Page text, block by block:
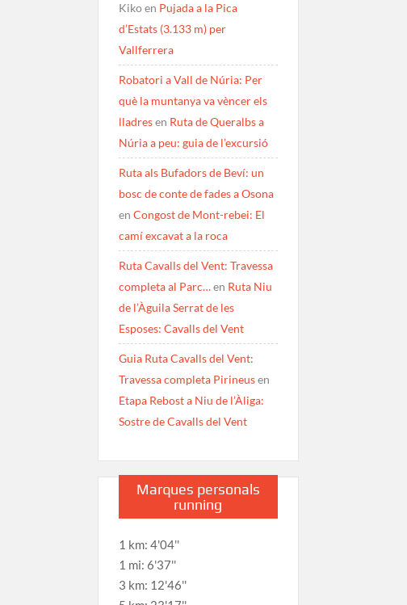
Kikoen Pujada a la Pica
d’Estats (3.133 m) per
Vallferrera
Robatori a Vall de Núria: Per
què la muntanya va vèncer els
lladresen Ruta de Queralbs a
Núria a peu: guia de l’excursió
Ruta als Bufadors de Beví: un
bosc de conte de fades a Osona
en Congost de Mont-rebei: El
camí excavat a la roca
Ruta Cavalls del Vent: Travessa
completa al Parc…en Ruta Niu
de l’Àguila Serrat de les
Esposes: Cavalls del Vent
Guia Ruta Cavalls del Vent:
Travessa completa Pirineusen
Etapa Rebost a Niu de l’Àliga:
Sostre de Cavalls del Vent
Marques personals
running
1 km: 4'04''
1 mi: 6'37''
3 km: 12'46''